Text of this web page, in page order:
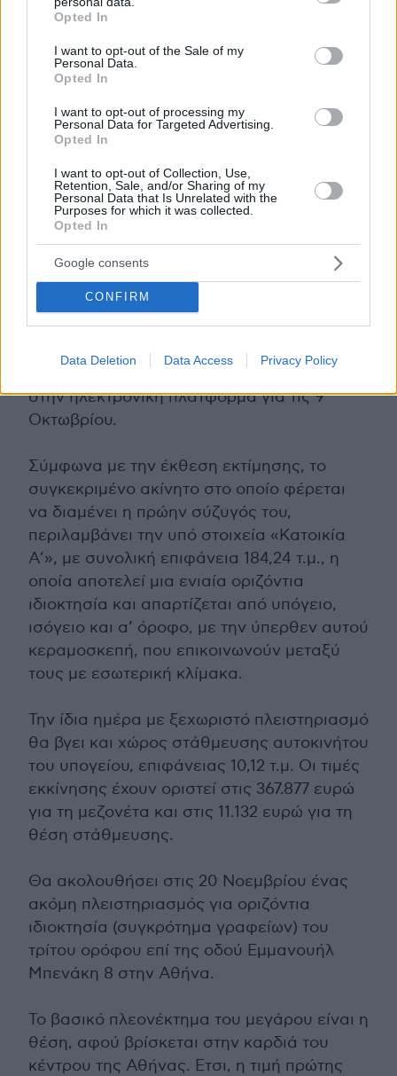
grant or deny consent to Google and its third-party tags to
use your data for below specified purposes in below Google
consent section.
Opted In
I want to opt-out of the Sale of my
Personal Data.
Opted In
I want to opt-out of processing my
Personal Data for Targeted Advertising.
Opted In
I want to opt-out of Collection, Use,
Retention, Sale, and/or Sharing of my
Personal Data that Is Unrelated with the
Purposes for which it was collected.
Opted In
Google consents
CONFIRM
Data Deletion Data Access Privacy Policy
Με μπαράζ πλειστηριασμών βρίσκονται αντιμέτωπα τα
αδέλφια Γιώτα και Ηλίας Λιβάνης. Ενας από αυτούς αφορά
το διαμέρισμα του εκδότη στον Λυκαβηττό
Με σερί πλειστηριασμών βρίσκεται
αντιμέτωπος και ο δικηγόρος Απόστολος
Λύτραςπου παραμένει προφυλακισμένος,
κατηγορούμενος για τον βάναυσο
ξυλοδαρμό της συζύγου του Σοφίας
Πολυζωγοπούλου.
Ο ένας αφορά τη μεζονέτα του στο Πάτημα
Χαλανδρίου, που αρχικά είχε
προγραμματιστεί για τις 26 Ιουνίου αλλά
ανεστάλη και στη συνέχεια ανέβηκε ξανά
στην ηλεκτρονική πλατφόρμα για τις 9
Οκτωβρίου.
Σύμφωνα με την έκθεση εκτίμησης, το
συγκεκριμένο ακίνητο στο οποίο φέρεται
να διαμένει η πρώην σύζυγός του,
περιλαμβάνει την υπό στοιχεία «Κατοικία
Α’», με συνολική επιφάνεια 184,24 τ.μ., η
οποία αποτελεί μια ενιαία οριζόντια
ιδιοκτησία και απαρτίζεται από υπόγειο,
ισόγειο και α’ όροφο, με την ύπερθεν αυτού
κεραμοσκεπή, που επικοινωνούν μεταξύ
τους με εσωτερική κλίμακα.
Την ίδια ημέρα με ξεχωριστό πλειστηριασμό
θα βγει και χώρος στάθμευσης αυτοκινήτου
του υπογείου, επιφάνειας 10,12 τ.μ. Οι τιμές
εκκίνησης έχουν οριστεί στις 367.877 ευρώ
για τη μεζονέτα και στις 11.132 ευρώ για τη
θέση στάθμευσης.
Θα ακολουθήσει στις 20 Νοεμβρίου ένας
ακόμη πλειστηριασμός για οριζόντια
ιδιοκτησία (συγκρότημα γραφείων) του
τρίτου ορόφου επί της οδού Εμμανουήλ
Μπενάκη 8 στην Αθήνα.
Το βασικό πλεονέκτημα του μεγάρου είναι η
θέση, αφού βρίσκεται στην καρδιά του
κέντρου της Αθήνας. Ετσι, η τιμή πρώτης